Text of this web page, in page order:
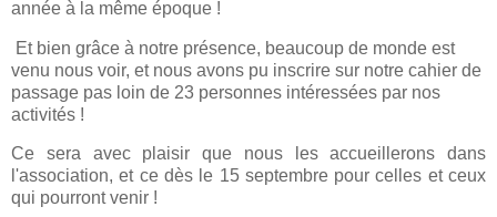
année à la même époque !
Et bien grâce à notre présence, beaucoup de monde est
venu nous voir, et nous avons pu inscrire sur notre cahier de
passage pas loin de 23 personnes intéressées par nos
activités !
Ce sera avec plaisir que nous les accueillerons dans
l'association, et ce dès le 15 septembre pour celles et ceux
qui pourront venir !